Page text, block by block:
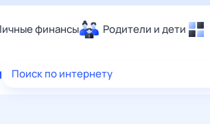
финансы Родители и дети
Еда
Поиск по интернету